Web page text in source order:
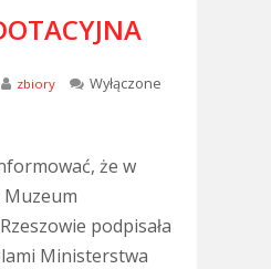
zbiory Wyłączone
że w
Muzeum
podpisała
Ministerstwa